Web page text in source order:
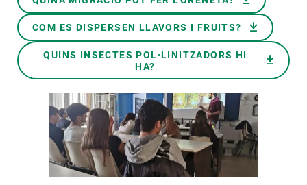
Document
COM ES DISPERSEN LLAVORS I FRUITS?
Document
QUINS INSECTES POL·LINITZADORS HI
HA?